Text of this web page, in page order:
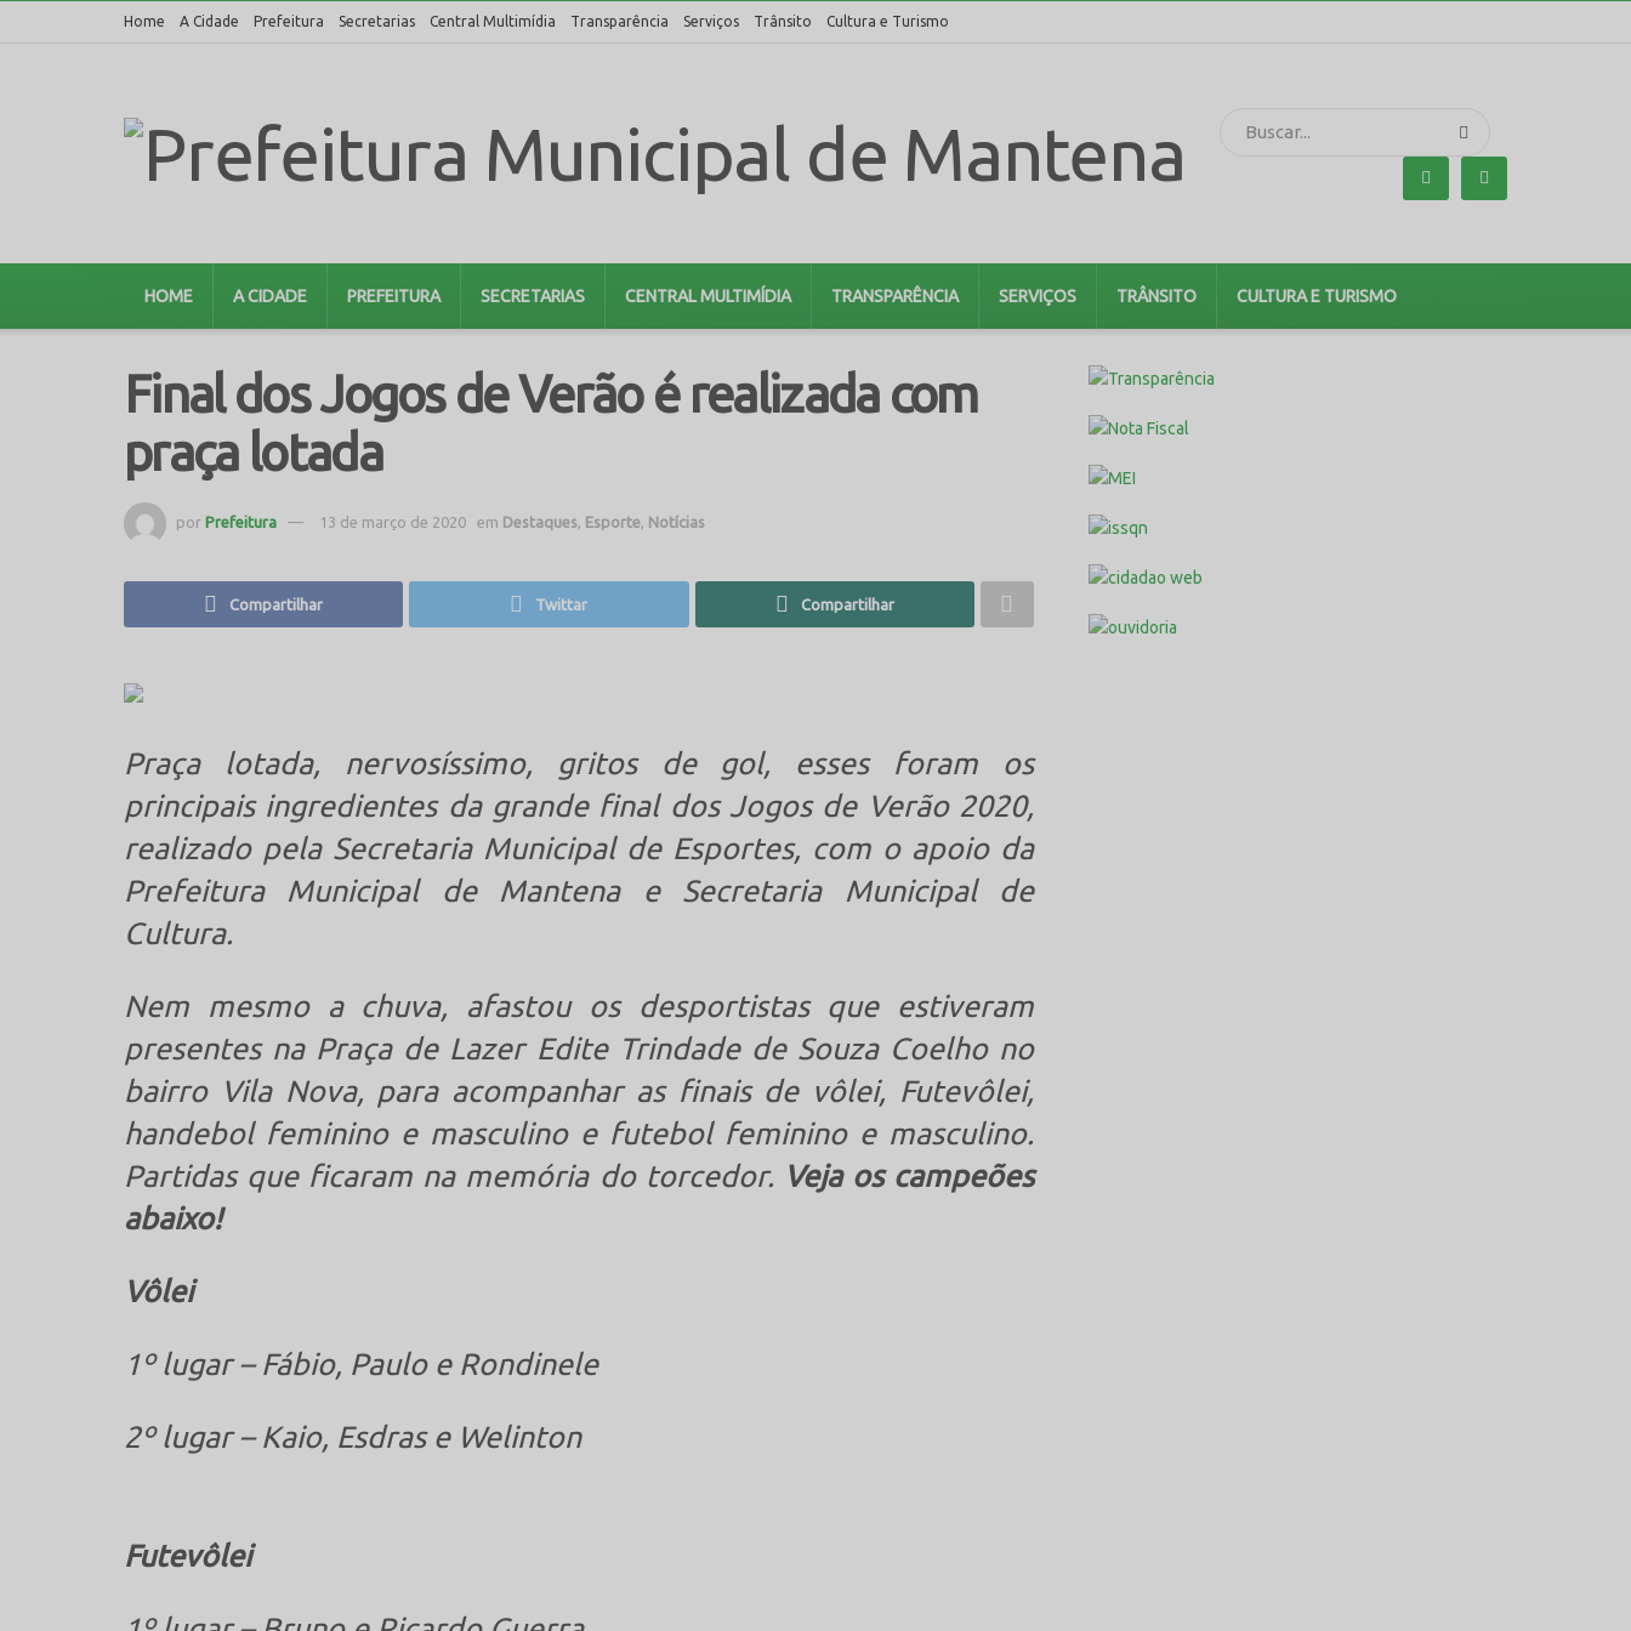
Home A Cidade Prefeitura Secretarias Central Multimídia Transparência Serviços Trânsito Cultura e Turismo
HOME A CIDADE PREFEITURA SECRETARIAS CENTRAL MULTIMÍDIA TRANSPARÊNCIA SERVIÇOS TRÂNSITO CULTURA E TURISMO
Final dos Jogos de Verão é realizada com
praça lotada
por Prefeitura 13 de março de 2020 em Destaques Esporte Notícias
Compartilhar Twittar Compartilhar
Praça lotada, nervosíssimo, gritos de gol, esses foram os
principais ingredientes da grande final dos Jogos de Verão 2020,
realizado pela Secretaria Municipal de Esportes, com o apoio da
Prefeitura Municipal de Mantena e Secretaria Municipal de
Cultura.
Nem mesmo a chuva, afastou os desportistas que estiveram
presentes na Praça de Lazer Edite Trindade de Souza Coelho no
bairro Vila Nova, para acompanhar as finais de vôlei, Futevôlei,
handebol feminino e masculino e futebol feminino e masculino.
Partidas que ficaram na memória do torcedor. Veja os campeões
abaixo!
Vôlei
1º lugar – Fábio, Paulo e Rondinele
2º lugar – Kaio, Esdras e Welinton
Futevôlei